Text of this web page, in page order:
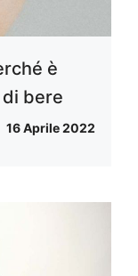
è
bere
16 Aprile 2022